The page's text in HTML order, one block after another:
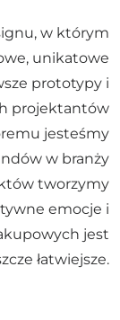
w którym
unikatowe
prototypy i
projektantów
jesteśmy
w branży
tworzymy
emocje i
jest
łatwiejsze.